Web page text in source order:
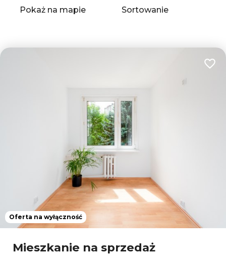
5
−
Leaflet|© OpenMapTiles© OpenStreetMap contributors
Pokaż na mapie Sortowanie
Oferta na wyłączność
Mieszkanie na sprzedaż